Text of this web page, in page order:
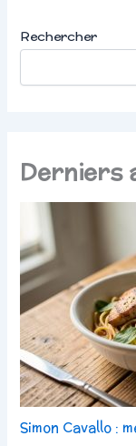
Rechercher
Derniers
Simon Cavallo :